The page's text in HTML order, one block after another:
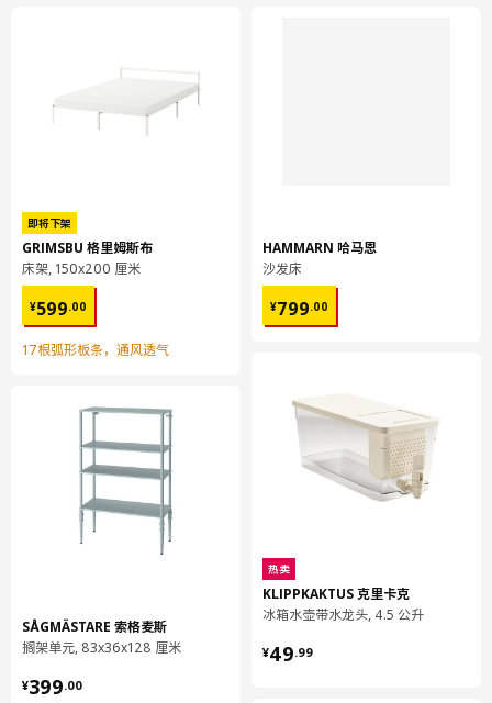
704.179.10
容量
重量
0.53 公斤
宽度
50 厘米
包装数量
保养说明和环境和材料
保养说明
存放：如有可能，请放在室内凉爽干燥的地方。若将家具放于室
外，请为其盖上防水保护套。下雨或降雪后，请擦除表平面多余的
雨水或积雪。保持通风，避免凝结。
如果需要将此家具常年存放在户外，建议盖上防水保护罩，例如
TOSTERÖ 托斯特洛 框架罩。下雨或降雪后，请擦去表面的多余
水份。
环境和材料
即将下架
GRIMSBU 格里姆斯布
床架, 150x200 厘米
¥599.00
¥ 599.00
17根弧形板条，通风透气
SÅGMÄSTARE 索格麦斯
搁架单元, 83x36x128 厘米
¥399.00
¥ 399.00
HAMMARN 哈马恩
沙发床
¥799.00
¥ 799.00
热卖
KLIPPKAKTUS 克里卡克
冰箱水壶带水龙头, 4.5 公升
¥49.99
¥ 49.99